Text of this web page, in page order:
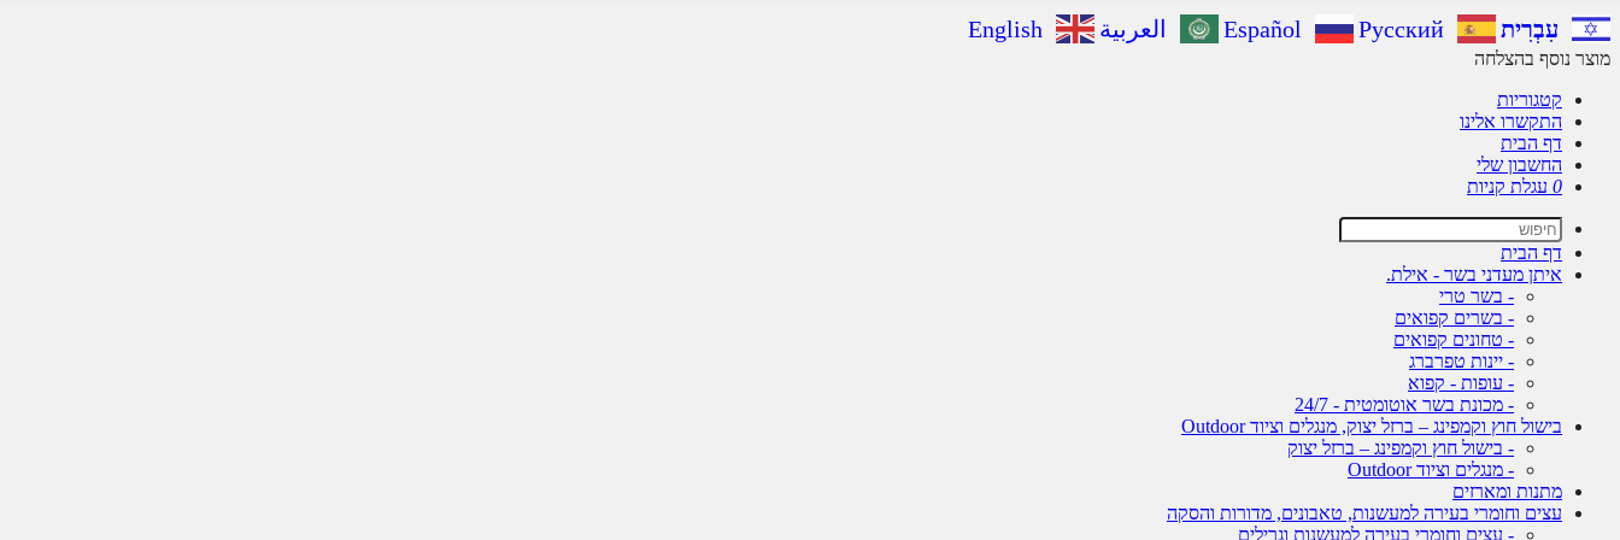
עִבְרִית Español Русский العربية English
מוצר נוסף בהצלחה
קטגוריות
התקשרו אלינו
דף הבית
החשבון שלי
0 עגלת קניות
דף הבית
איתן מעדני בשר - אילת.
- בשר טרי
- בשרים קפואים
- טחונים קפואים
- יינות טפרברג
- עופות - קפוא
- מכונת בשר אוטומטית - 24/7
בישול חוץ וקמפינג – ברזל יצוק, מנגלים וציוד Outdoor
- בישול חוץ וקמפינג – ברזל יצוק
- מנגלים וציוד Outdoor
מתנות ומארזים
עצים וחומרי בעירה למעשנות, טאבונים, מדורות והסקה
- עצים וחומרי בעירה למעשנות וגרילים